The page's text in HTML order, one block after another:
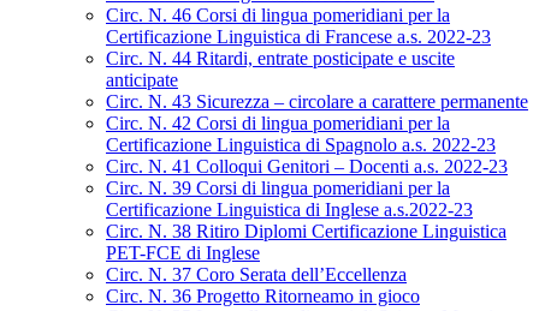
Circ. N. 46 Corsi di lingua pomeridiani per la
Certificazione Linguistica di Francese a.s. 2022-23
Circ. N. 44 Ritardi, entrate posticipate e uscite
anticipate
Circ. N. 43 Sicurezza – circolare a carattere permanente
Circ. N. 42 Corsi di lingua pomeridiani per la
Certificazione Linguistica di Spagnolo a.s. 2022-23
Circ. N. 41 Colloqui Genitori – Docenti a.s. 2022-23
Circ. N. 39 Corsi di lingua pomeridiani per la
Certificazione Linguistica di Inglese a.s.2022-23
Circ. N. 38 Ritiro Diplomi Certificazione Linguistica
PET-FCE di Inglese
Circ. N. 37 Coro Serata dell’Eccellenza
Circ. N. 36 Progetto Ritorneamo in gioco